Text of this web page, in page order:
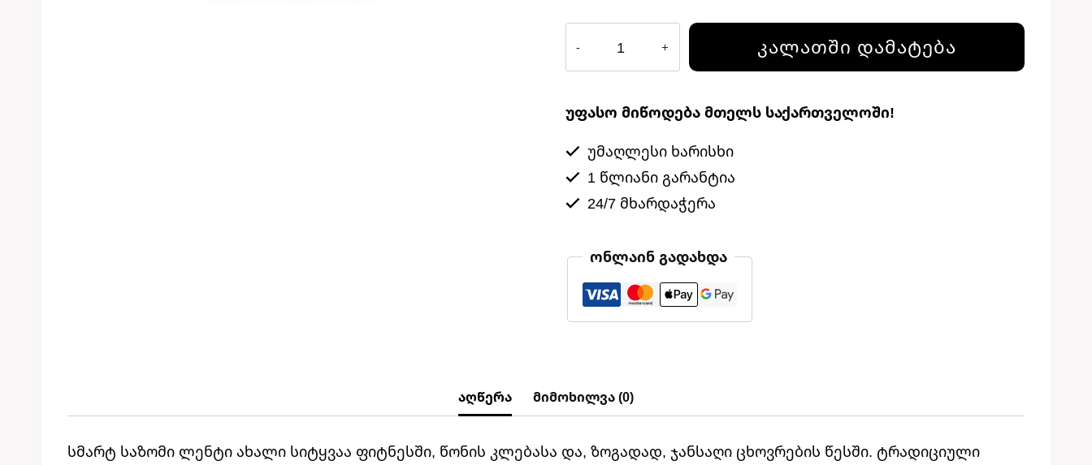
ლენტი
ᲙᲐᲚᲐᲗᲨᲘ ᲓᲐᲛᲐᲢᲔᲑᲐ
უფასო მიწოდება მთელს საქართველოში!
უმაღლესი ხარისხი
1 წლიანი გარანტია
24/7 მხარდაჭერა
ონლაინ გადახდა
აღწერა მიმოხილვა (0)
სმარტ საზომი ლენტი ახალი სიტყვაა ფიტნესში, წონის კლებასა და, ზოგადად, ჯანსაღი ცხოვრების წესში. ტრადიციული